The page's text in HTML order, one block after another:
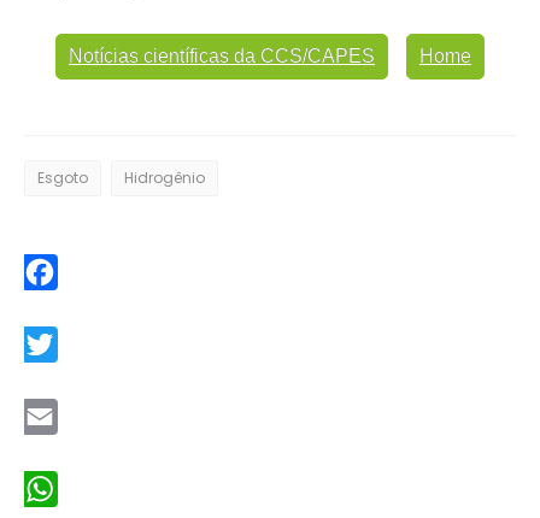
Notícias científicas da CCS/CAPES Home
Esgoto Hidrogênio